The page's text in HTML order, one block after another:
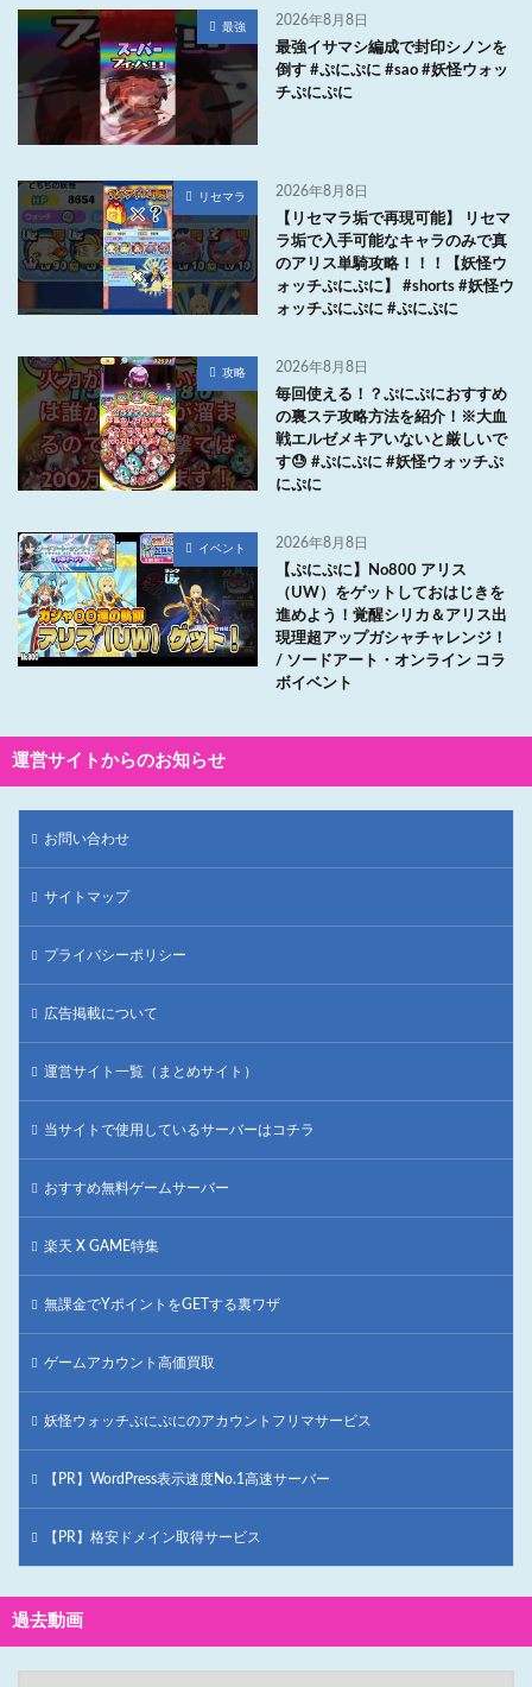
最強 2026年8月8日
最強イサマシ編成で封印シノンを
倒す #ぷにぷに #sao #妖怪ウォッ
チぷにぷに
リセマラ 2026年8月8日
【リセマラ垢で再現可能】 リセマ
ラ垢で入手可能なキャラのみで真
のアリス単騎攻略！！！【妖怪ウ
ォッチぷにぷに】 #shorts #妖怪ウ
ォッチぷにぷに #ぷにぷに
攻略 2026年8月8日
毎回使える！？ぷにぷにおすすめ
の裏ステ攻略方法を紹介！※大血
戦エルゼメキアいないと厳しいで
す😓 #ぷにぷに #妖怪ウォッチぷ
にぷに
イベント 2026年8月8日
【ぷにぷに】No800 アリス
（UW）をゲットしておはじきを
進めよう！覚醒シリカ＆アリス出
現理超アップガシャチャレンジ！
/ ソードアート・オンライン コラ
ボイベント
運営サイトからのお知らせ
お問い合わせ
サイトマップ
プライバシーポリシー
広告掲載について
運営サイト一覧（まとめサイト）
当サイトで使用しているサーバーはコチラ
おすすめ無料ゲームサーバー
楽天 X GAME特集
無課金でYポイントをGETする裏ワザ
ゲームアカウント高価買取
妖怪ウォッチぷにぷにのアカウントフリマサービス
【PR】WordPress表示速度No.1高速サーバー
【PR】格安ドメイン取得サービス
過去動画